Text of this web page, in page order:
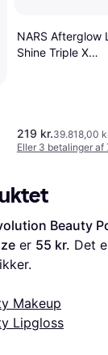
NARS Afterglow
Shine Triple X
219 kr.39.818,00
Eller 3 betalinger af
Beauty
er 55 kr. Det
Makeup
Lipgloss